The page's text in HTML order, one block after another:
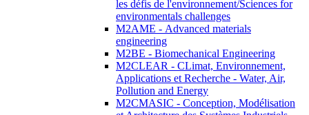
les défis de l'environnement/Sciences for
environmentals challenges
M2AME - Advanced materials
engineering
M2BE - Biomechanical Engineering
M2CLEAR - CLimat, Environnement,
Applications et Recherche - Water, Air,
Pollution and Energy
M2CMASIC - Conception, Modélisation